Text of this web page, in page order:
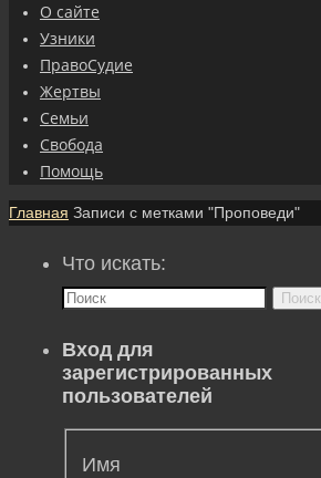
О сайте
Узники
ПравоСудие
Жертвы
Семьи
Свобода
Помощь
Главная Записи с метками "Проповеди"
Что искать:
Поиск
Вход для
зарегистрированных
пользователей
Имя